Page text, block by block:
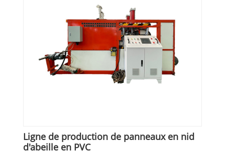
Ligne de production de panneaux en nid
d'abeille en PVC